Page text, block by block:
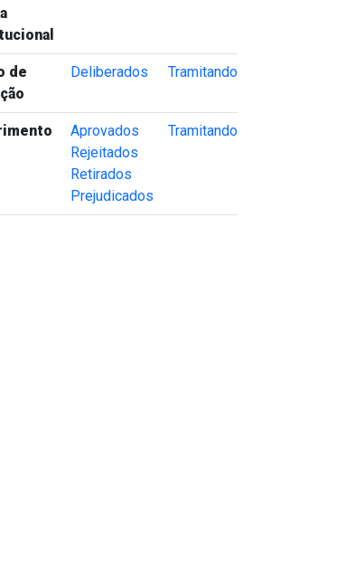
de
Deliberados Tramitando
Aprovados
Rejeitados
Retirados
Prejudicados
Tramitando